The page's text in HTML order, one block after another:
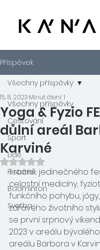
Příspěvek
Všechny příspěvky
Cestování
Sport
Lidé
Historie
Badminton
Svatba
Všechny příspěvky
Yoga & Fyzio
důlní areál
Karviné
15. 8. 2023 Minut čtení: 1
Hodnoceno NaN z 5
1. ročník jedinečného
celostní medicíny,
funkčního pohybu,
zdravého životního
se první srpnový víkend
2023 v areálu
areálu Barbora v